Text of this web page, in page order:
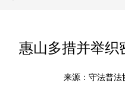
惠山多措并举织
来源：守法普法